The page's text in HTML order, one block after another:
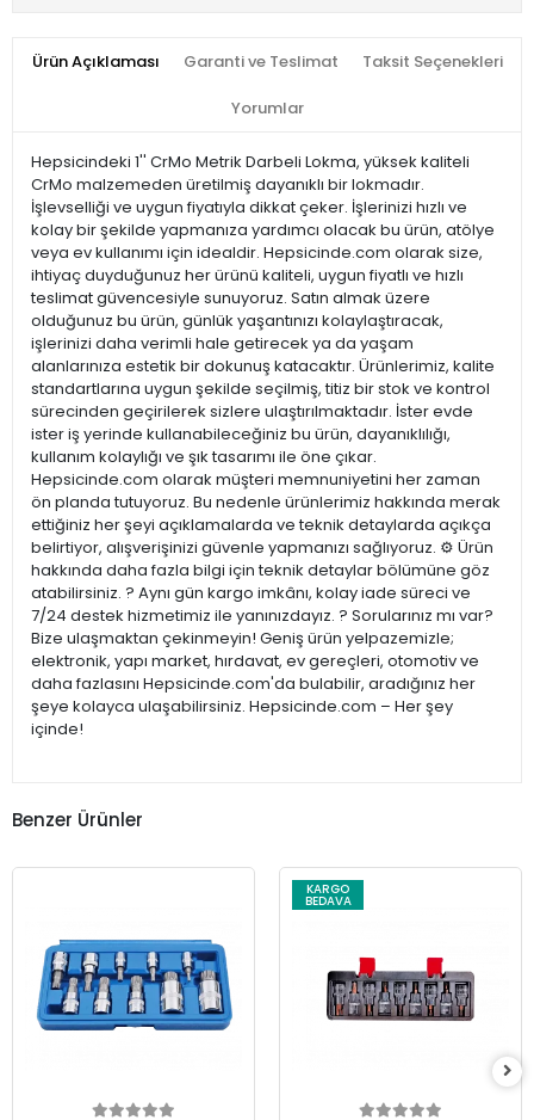
Ürün Açıklaması Garanti ve Teslimat Taksit Seçenekleri
Yorumlar
Hepsicindeki 1'' CrMo Metrik Darbeli Lokma, yüksek kaliteli
CrMo malzemeden üretilmiş dayanıklı bir lokmadır.
İşlevselliği ve uygun fiyatıyla dikkat çeker. İşlerinizi hızlı ve
kolay bir şekilde yapmanıza yardımcı olacak bu ürün, atölye
veya ev kullanımı için idealdir. Hepsicinde.com olarak size,
ihtiyaç duyduğunuz her ürünü kaliteli, uygun fiyatlı ve hızlı
teslimat güvencesiyle sunuyoruz. Satın almak üzere
olduğunuz bu ürün, günlük yaşantınızı kolaylaştıracak,
işlerinizi daha verimli hale getirecek ya da yaşam
alanlarınıza estetik bir dokunuş katacaktır. Ürünlerimiz, kalite
standartlarına uygun şekilde seçilmiş, titiz bir stok ve kontrol
sürecinden geçirilerek sizlere ulaştırılmaktadır. İster evde
ister iş yerinde kullanabileceğiniz bu ürün, dayanıklılığı,
kullanım kolaylığı ve şık tasarımı ile öne çıkar.
Hepsicinde.com olarak müşteri memnuniyetini her zaman
ön planda tutuyoruz. Bu nedenle ürünlerimiz hakkında merak
ettiğiniz her şeyi açıklamalarda ve teknik detaylarda açıkça
belirtiyor, alışverişinizi güvenle yapmanızı sağlıyoruz. ⚙️ Ürün
hakkında daha fazla bilgi için teknik detaylar bölümüne göz
atabilirsiniz. ? Aynı gün kargo imkânı, kolay iade süreci ve
7/24 destek hizmetimiz ile yanınızdayız. ? Sorularınız mı var?
Bize ulaşmaktan çekinmeyin! Geniş ürün yelpazemizle;
elektronik, yapı market, hırdavat, ev gereçleri, otomotiv ve
daha fazlasını Hepsicinde.com'da bulabilir, aradığınız her
şeye kolayca ulaşabilirsiniz. Hepsicinde.com – Her şey
içinde!
Benzer Ürünler
KARGO
BEDAVA